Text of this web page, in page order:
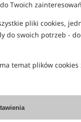
Twoich
pliki cookies,
do swoich potrzeb -
temat plików
KULKI
Promocja 5,0